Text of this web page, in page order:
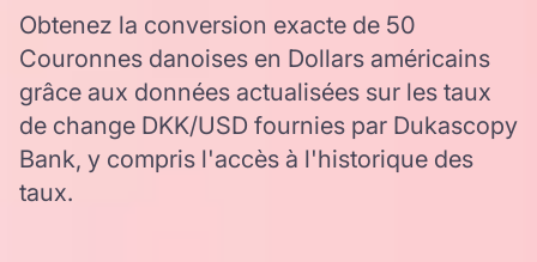
Obtenez la conversion exacte de 50
Couronnes danoises en Dollars américains
grâce aux données actualisées sur les taux
de change DKK/USD fournies par Dukascopy
Bank, y compris l'accès à l'historique des
taux.